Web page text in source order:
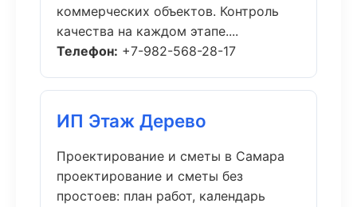
коммерческих объектов. Контроль
качества на каждом этапе....
Телефон: +7-982-568-28-17
ИП Этаж Дерево
Проектирование и сметы в Самара
проектирование и сметы без
простоев: план работ, календарь